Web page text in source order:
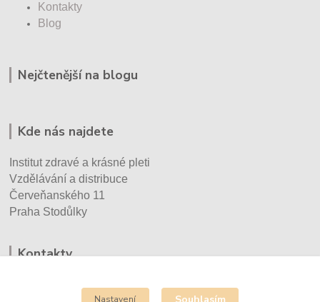
Kontakty
Blog
Nejčtenější na blogu
Kde nás najdete
Institut zdravé a krásné pleti
Vzdělávání a distribuce
Červeňanského 11
Praha Stodůlky
Kontakty
+420 732 930 670
Nastavení